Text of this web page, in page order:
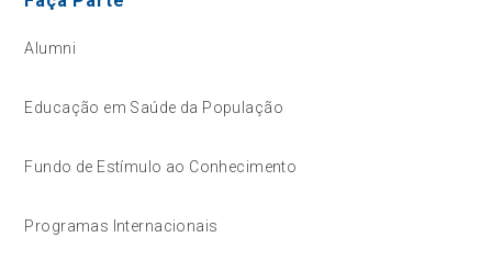
Alumni
Educação em Saúde da População
Fundo de Estímulo ao Conhecimento
Programas Internacionais